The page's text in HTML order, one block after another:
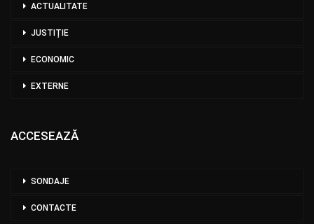
ACTUALITATE
JUSTIȚIE
ECONOMIC
EXTERNE
ACCESEAZĂ
SONDAJE
CONTACTE